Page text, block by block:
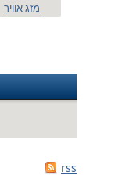
מזג אוויר
rss